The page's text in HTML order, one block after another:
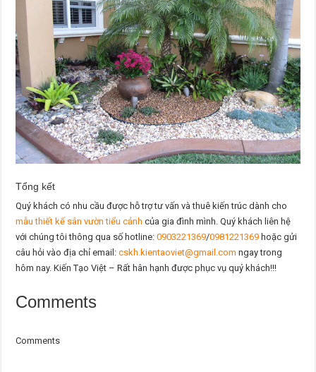
Tổng kết
Quý khách có nhu cầu được hỗ trợ tư vấn và thuê kiến trúc dành cho
mẫu thiết kế sân vườn tiểu cảnh của gia đình mình. Quý khách liên hệ
với chúng tôi thông qua số hotline:0903221369/0981221369 hoặc gửi
câu hỏi vào địa chỉ email:cskh.kientaoviet@gmail.com ngay trong
hôm nay. Kiến Tạo Việt – Rất hân hạnh được phục vụ quý khách!!!
Comments
Comments